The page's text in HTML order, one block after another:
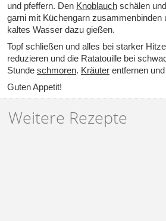
und pfeffern. Den Knoblauch schälen
garni mit Küchengarn zusammenbinden
kaltes Wasser dazu gießen.
Topf schließen und alles bei starker
reduzieren und die Ratatouille bei
Stunde schmoren. Kräuter entfernen
Guten Appetit!
Weitere Rezepte